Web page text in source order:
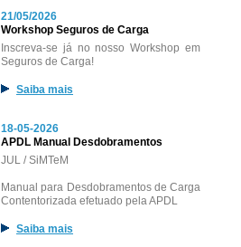
21/05/2026
Workshop Seguros de Carga
Inscreva-se já no nosso Workshop em
Seguros de Carga!
Saiba mais
18-05-2026
APDL Manual Desdobramentos
JUL / SiMTeM
Manual para Desdobramentos de Carga
Contentorizada efetuado pela APDL
Saiba mais